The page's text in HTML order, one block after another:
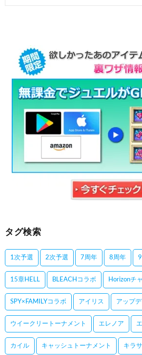
タグ検索
1次予選 2次予選 7周年 8周年
15章HELL BLEACHコラボ Horizonチ
SPY×FAMILYコラボ アイリス アップデ
ウイークリートーナメント エレノア
カイル キャッシュトーナメント キラ